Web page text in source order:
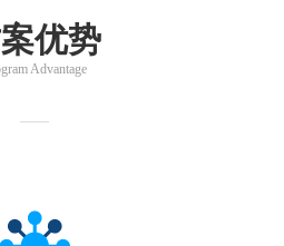
优势
Advantage